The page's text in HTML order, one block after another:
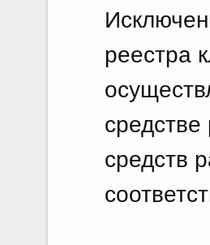
реестра
средств